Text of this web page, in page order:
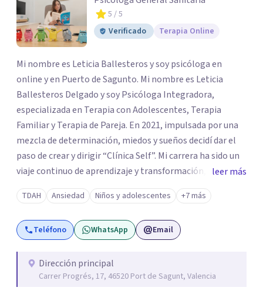
5 / 5
Verificado
Terapia Online
Mi nombre es Leticia Ballesteros y soy psicóloga en
online y en Puerto de Sagunto. Mi nombre es Leticia
Ballesteros Delgado y soy Psicóloga Integradora,
especializada en Terapia con Adolescentes, Terapia
Familiar y Terapia de Pareja. En 2021, impulsada por una
mezcla de determinación, miedos y sueños decidí dar el
paso de crear y dirigir “Clínica Self”. Mi carrera ha sido un
viaje continuo de aprendizaje y transformación,
moldeado por másters, especializaciones y experiencias
que han reafirmado mi verdadera vocación: acompañar a
familias y adolescentes en sus momentos más cruciales,
guiándolos hacia relaciones más saludables y un
leer más
TDAH Ansiedad Niños y adolescentes +7 más
Teléfono WhatsApp Email
Dirección principal
Carrer Progrés, 17, 46520 Port de Sagunt, Valencia